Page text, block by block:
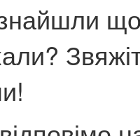
що